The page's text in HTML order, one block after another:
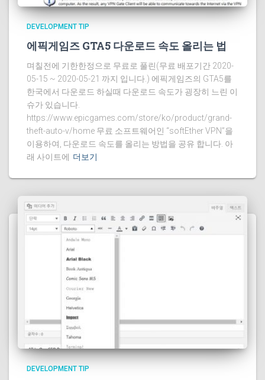
DEVELOPMENT TIP
에픽게임즈 GTA5 다운로드 속도 올리는 법
며칠전에 기한한정으로 무료로 풀린(무료 배포기간 2020-
05-15 ~ 2020-05-21 까지 입니다.) 에픽게임즈의 GTA5를
한국에서 다운로드 하실때 다운로드 속도가 굉장히 느린 이
슈가 있습니다.
https://www.epicgames.com/store/ko/product/grand-
theft-auto-v/home 무료 소프트웨어인 “softEther VPN”을
이용하여, 다운로드 속도를 올리는 방법을 공유 합니다. 아
래 사이트에 더보기
DEVELOPMENT TIP